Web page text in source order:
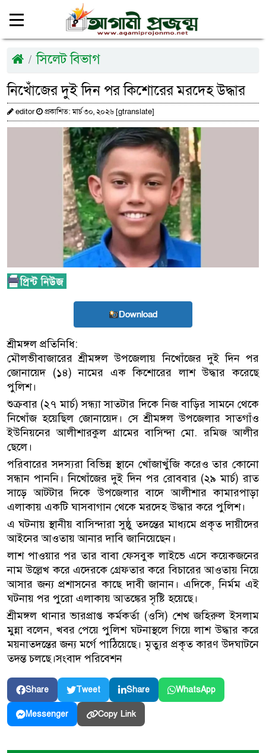
সিলেট বিভাগ
নিখোঁজের দুই দিন পর কিশোরের মরদেহ উদ্ধার
editor প্রকাশিত: মার্চ ৩০, ২০২৬ [gtranslate]
Download
শ্রীমঙ্গল প্রতিনিধি:
মৌলভীবাজারের শ্রীমঙ্গল উপজেলায় নিখোঁজের দুই দিন পর
জোনায়েদ (১৪) নামের এক কিশোরের লাশ উদ্ধার করেছে
পুলিশ।
শুক্রবার (২৭ মার্চ) সন্ধ্যা সাতটার দিকে নিজ বাড়ির সামনে থেকে
নিখোঁজ হয়েছিল জোনায়েদ। সে শ্রীমঙ্গল উপজেলার সাতগাঁও
ইউনিয়নের আলীশারকুল গ্রামের বাসিন্দা মো. রমিজ আলীর
ছেলে।
পরিবারের সদস্যরা বিভিন্ন স্থানে খোঁজাখুঁজি করেও তার কোনো
সন্ধান পাননি। নিখোঁজের দুই দিন পর রোববার (২৯ মার্চ) রাত
সাড়ে আটটার দিকে উপজেলার বাদে আলীশার কামারপাড়া
এলাকায় একটি ঘাসবাগান থেকে মরদেহ উদ্ধার করে পুলিশ।
এ ঘটনায় স্থানীয় বাসিন্দারা সুষ্ঠু তদন্তের মাধ্যমে প্রকৃত দায়ীদের
আইনের আওতায় আনার দাবি জানিয়েছেন।
লাশ পাওয়ার পর তার বাবা ফেসবুক লাইভে এসে কয়েকজনের
নাম উল্লেখ করে এদেরকে গ্রেফতার করে বিচারের আওতায় নিয়ে
আসার জন্য প্রশাসনের কাছে দাবী জানান। এদিকে, নির্মম এই
ঘটনায় পর পুরো এলাকায় আতঙ্কের সৃষ্টি হয়েছে।
শ্রীমঙ্গল থানার ভারপ্রাপ্ত কর্মকর্তা (ওসি) শেখ জহিরুল ইসলাম
মুন্না বলেন, খবর পেয়ে পুলিশ ঘটনাস্থলে গিয়ে লাশ উদ্ধার করে
ময়নাতদন্তের জন্য মর্গে পাঠিয়েছে। মৃত্যুর প্রকৃত কারণ উদঘাটনে
তদন্ত চলছে।সংবাদ পরিবেশন
Share Tweet Share WhatsApp
Messenger Copy Link